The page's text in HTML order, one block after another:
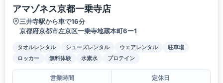
アマゾネス京都一乗寺店
三井寺駅から車で16分
京都府京都市左京区一乗寺地蔵本町6ー1
タオルレンタル シューズレンタル ウェアレンタル
駐車場
ロッカー
無料体験 水素水 プロテイン
営業時間
定休日